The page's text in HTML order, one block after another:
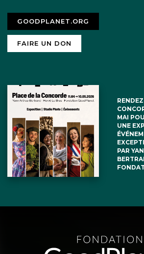
GOODPLANET.ORG
FAIRE UN DON
MAI
UNE
PAR